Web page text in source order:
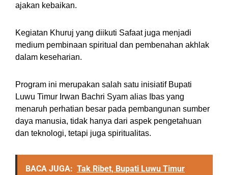
ajakan kebaikan.
Kegiatan Khuruj yang diikuti Safaat juga menjadi
medium pembinaan spiritual dan pembenahan akhlak
dalam keseharian.
Program ini merupakan salah satu inisiatif Bupati
Luwu Timur Irwan Bachri Syam alias Ibas yang
menaruh perhatian besar pada pembangunan sumber
daya manusia, tidak hanya dari aspek pengetahuan
dan teknologi, tetapi juga spiritualitas.
BACA JUGA: Tak Ribet, Bupati Luwu Timur